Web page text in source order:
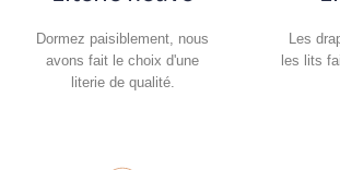
Dormez paisiblement, nous
avons fait le choix d'une
literie de qualité.
Les
les lits